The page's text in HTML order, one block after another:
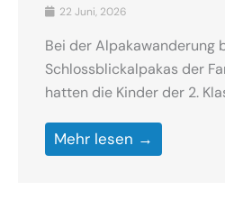
22 Juni, 2026
Bei der Alpakawanderung
Schlossblickalpakas der
hatten die Kinder der 2.
Mehr lesen →